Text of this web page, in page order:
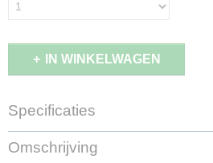
IN WINKELWAGEN
Specificaties
Productcode leverancier
42831
Omschrijving